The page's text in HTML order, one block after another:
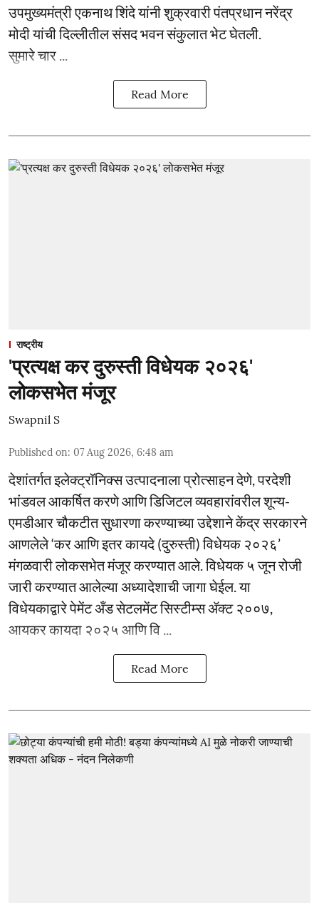
उपमुख्यमंत्री एकनाथ शिंदे यांनी शुक्रवारी पंतप्रधान नरेंद्र
मोदी यांची दिल्लीतील संसद भवन संकुलात भेट घेतली.
सुमारे चार ...
Read More
राष्ट्रीय
'प्रत्यक्ष कर दुरुस्ती विधेयक २०२६'
लोकसभेत मंजूर
Swapnil S
Published on: 07 Aug 2026, 6:48 am
देशांतर्गत इलेक्ट्रॉनिक्स उत्पादनाला प्रोत्साहन देणे, परदेशी
भांडवल आकर्षित करणे आणि डिजिटल व्यवहारांवरील शून्य-
एमडीआर चौकटीत सुधारणा करण्याच्या उद्देशाने केंद्र सरकारने
आणलेले ‘कर आणि इतर कायदे (दुरुस्ती) विधेयक २०२६’
मंगळवारी लोकसभेत मंजूर करण्यात आले. विधेयक ५ जून रोजी
जारी करण्यात आलेल्या अध्यादेशाची जागा घेईल. या
विधेयकाद्वारे पेमेंट अँड सेटलमेंट सिस्टीम्स ॲक्ट २००७,
आयकर कायदा २०२५ आणि वि ...
Read More